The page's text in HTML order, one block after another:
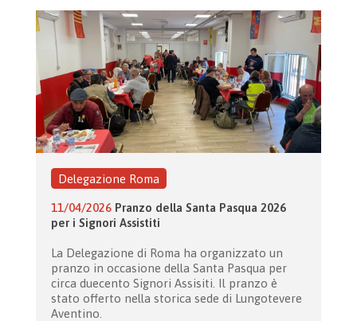
Delegazione Roma
11/04/2026 Pranzo della Santa Pasqua 2026
per i Signori Assistiti
La Delegazione di Roma ha organizzato un
pranzo in occasione della Santa Pasqua per
circa duecento Signori Assisiti. Il pranzo è
stato offerto nella storica sede di Lungotevere
Aventino.